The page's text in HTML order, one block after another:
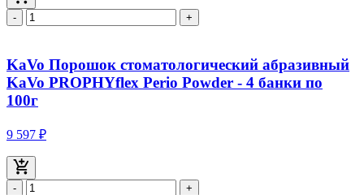
- +
KaVo Порошок стоматологический абразивный
KaVo PROPHYflex Perio Powder - 4 банки по
100г
9 597 ₽
- +